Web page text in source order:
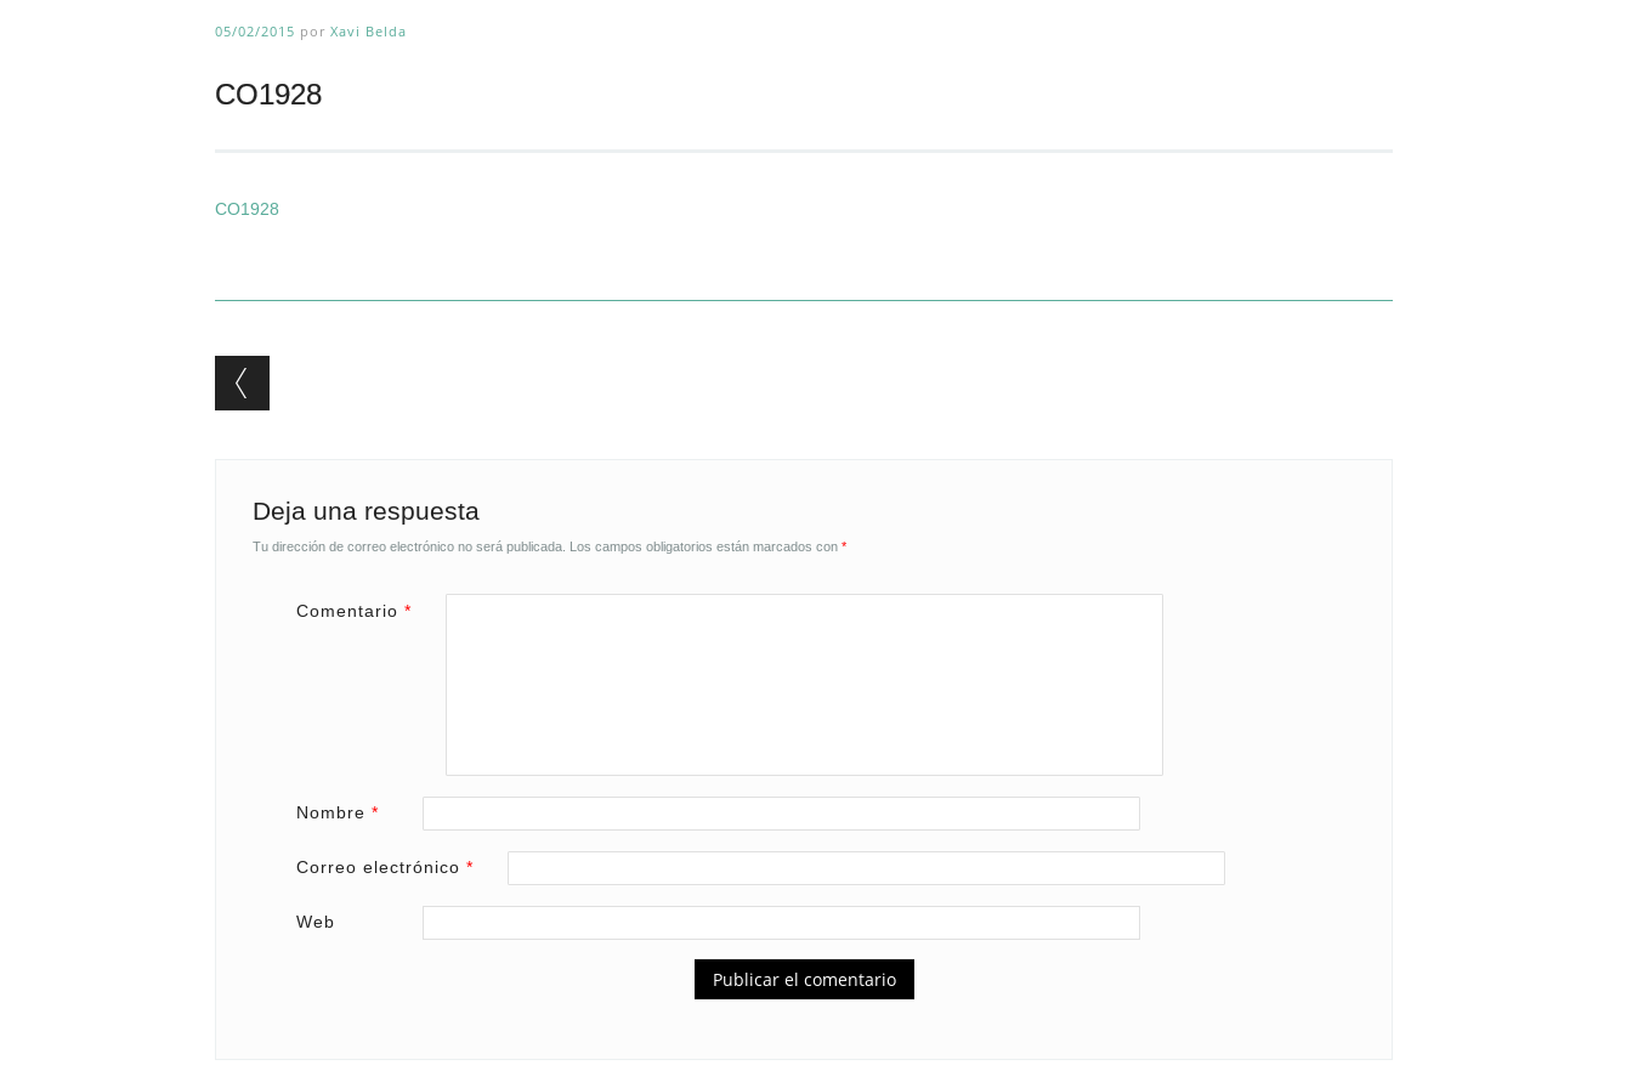
05/02/2015 por Xavi Belda
CO1928
CO1928
Post navigation
Deja una respuesta
Tu dirección de correo electrónico no será publicada. Los campos obligatorios están marcados con *
Comentario*
Nombre*
Correo electrónico*
Web